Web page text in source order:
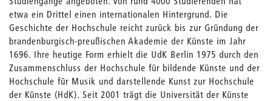
etwa ein Drittel einen internationalen Hintergrund. Die
Geschichte der Hochschule reicht zurück bis zur Gründung der
brandenburgisch-preußischen Akademie der Künste im Jahr
1696. Ihre heutige Form erhielt die UdK Berlin 1975 durch den
Zusammenschluss der Hochschule für bildende Künste und der
Hochschule für Musik und darstellende Kunst zur Hochschule
der Künste (HdK). Seit 2001 trägt die Universität der Künste